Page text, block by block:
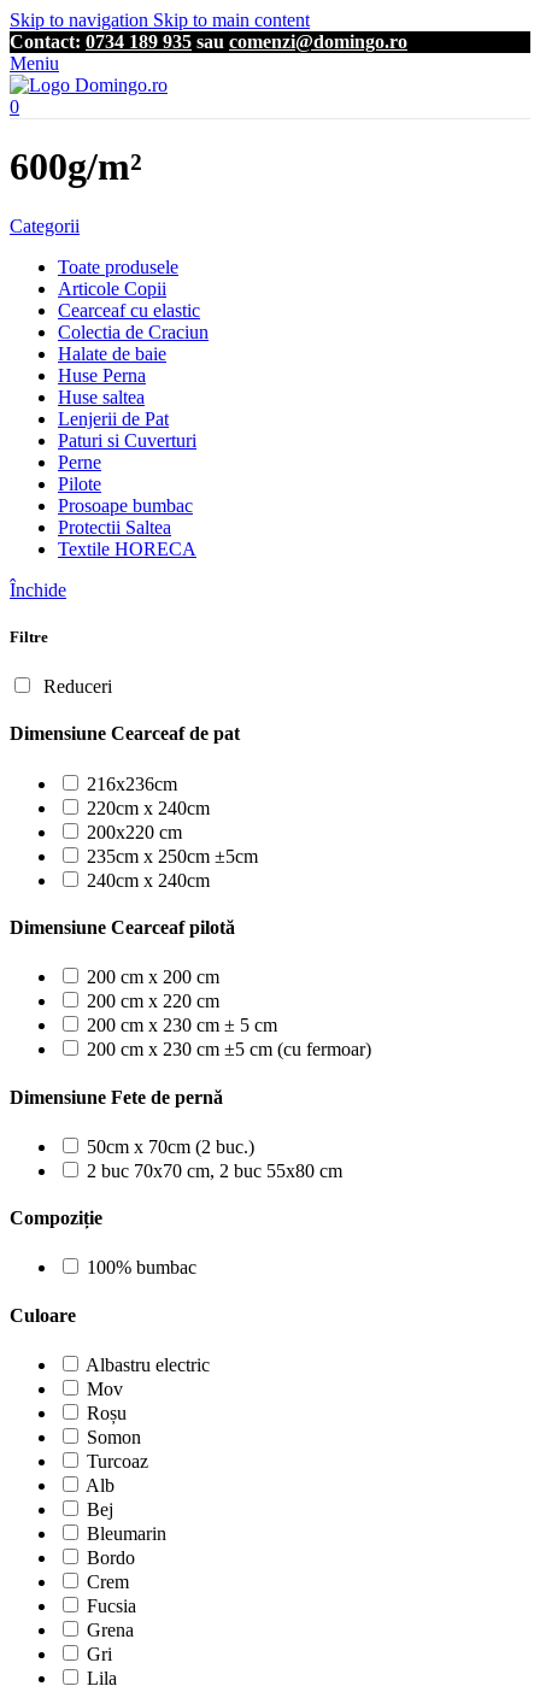
Skip to navigation Skip to main content
Contact: 0734 189 935 sau comenzi@domingo.ro
Meniu
0
600g/m²
Categorii
Toate produsele
Articole Copii
Cearceaf cu elastic
Colectia de Craciun
Halate de baie
Huse Perna
Huse saltea
Lenjerii de Pat
Paturi si Cuverturi
Perne
Pilote
Prosoape bumbac
Protectii Saltea
Textile HORECA
Închide
Filtre
Reduceri
Dimensiune Cearceaf de pat
216x236cm
220cm x 240cm
200x220 cm
235cm x 250cm ±5cm
240cm x 240cm
Dimensiune Cearceaf pilotă
200 cm x 200 cm
200 cm x 220 cm
200 cm x 230 cm ± 5 cm
200 cm x 230 cm ±5 cm (cu fermoar)
Dimensiune Fete de pernă
50cm x 70cm (2 buc.)
2 buc 70x70 cm, 2 buc 55x80 cm
Compoziție
100% bumbac
Culoare
Albastru electric
Mov
Roșu
Somon
Turcoaz
Alb
Bej
Bleumarin
Bordo
Crem
Fucsia
Grena
Gri
Lila